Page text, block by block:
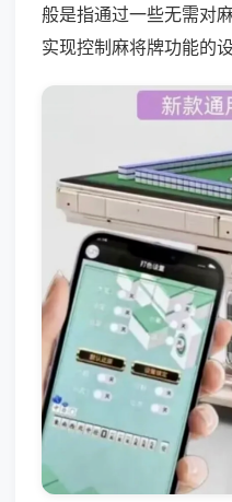
般是指通过一些无需对
实现控制麻将牌功能的